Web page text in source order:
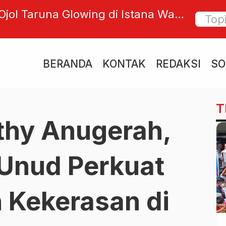
Taruna Glowing di Istana Wakil
Minim
BERANDA KONTAK REDAKSI
Anugerah,
Perkuat
di